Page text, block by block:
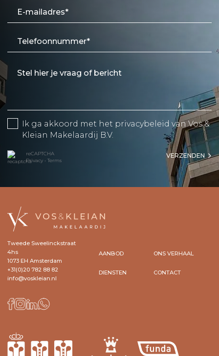
Ik ga akkoord met het privacybeleid van Vos &
Kleian Makelaardij B.V.
reCAPTCHA
Privacy • Terms
VERZENDEN
Tweede Sweelinckstraat
4hs
1073 EH Amsterdam
+31(0)20 782 88 82
info@voskleian.nl
AANBOD
DIENSTEN
ONS VERHAAL
CONTACT